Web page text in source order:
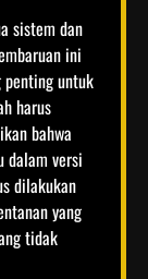
sistem dan
ini
penting untuk
harus
bahwa
dalam versi
dilakukan
yang
tidak